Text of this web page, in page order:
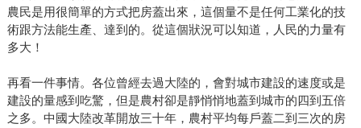
農民是用很簡單的方式把房蓋出來，這個量不是任何工業化的技
術跟方法能生產、達到的。從這個狀況可以知道，人民的力量有
多大！
再看一件事情。各位曾經去過大陸的，會對城市建設的速度或是
建設的量感到吃驚，但是農村卻是靜悄悄地蓋到城市的四到五倍
之多。中國大陸改革開放三十年，農村平均每戶蓋二到三次的房